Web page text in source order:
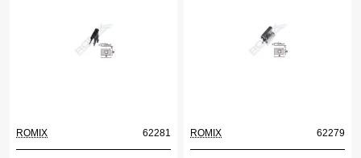
ROMIX 62281 ROMIX 62279